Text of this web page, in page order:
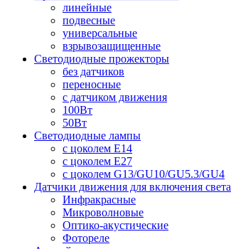
линейные
подвесные
универсальные
взрывозащищенные
Светодиодные прожекторы
без датчиков
переносные
с датчиком движения
100Вт
50Вт
Светодиодные лампы
с цоколем E14
с цоколем E27
с цоколем G13/GU10/GU5.3/GU4
Датчики движения для включения света
Инфракрасные
Микроволновые
Оптико-акустические
Фотореле